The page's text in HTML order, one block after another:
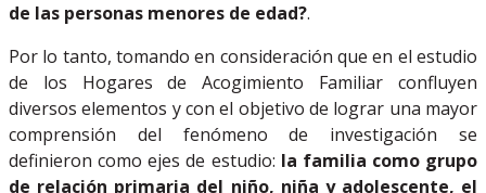
de las personas menores de edad?.
Por lo tanto, tomando en consideración que en el estudio
de los Hogares de Acogimiento Familiar confluyen
diversos elementos y con el objetivo de lograr una mayor
comprensión del fenómeno de investigación se
definieron como ejes de estudio: la familia como grupo
de relación primaria del niño, niña y adolescente, el